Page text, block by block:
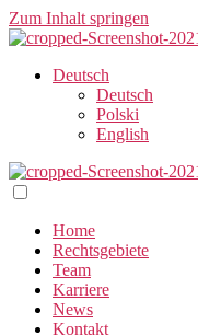
Zum Inhalt springen
Deutsch
Deutsch
Polski
English
Home
Rechtsgebiete
Team
Karriere
News
Kontakt